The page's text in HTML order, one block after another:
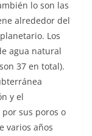
lo son las
alrededor del
Los
agua natural
37 en total).
y el
sus poros o
varios años